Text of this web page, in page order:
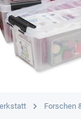
Forschen